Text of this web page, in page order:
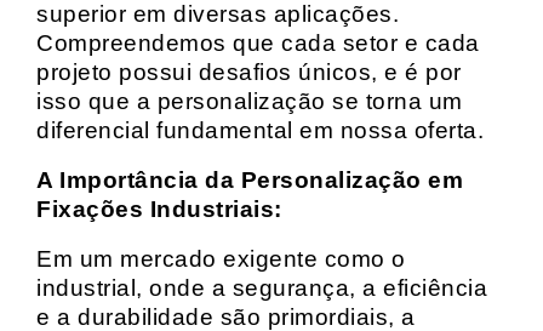
superior em diversas aplicações.
Compreendemos que cada setor e cada
projeto possui desafios únicos, e é por
isso que a personalização se torna um
diferencial fundamental em nossa oferta.
A Importância da Personalização em
Fixações Industriais:
Em um mercado exigente como o
industrial, onde a segurança, a eficiência
e a durabilidade são primordiais, a